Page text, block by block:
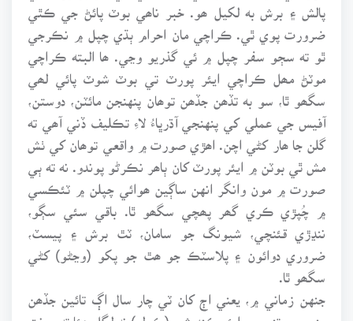
پالش ۽ برش به لکيل ھو. خبر ناھي بوٽ پائڻ جي ڪٿي
ضرورت پوي ٿي. ڪراچي مان احرام ٻڌي چپل ۾ نڪرجي
ٿو ته سڄو سفر چپل ۾ ئي گذريو وڃي. ھا البته ڪراچي
موٽڻ مھل ڪراچي ايئر پورٽ تي بوٽ شوٽ پائي لھي
سگھو ٿا، سو به تڏھن جڏھن توھان پنهنجن مائٽن، دوستن،
آفيس جي عملي کي پنهنجي آڌرڀاءُ لاءِ تڪليف ڏني آھي ته
گلن جا ھار کڻي اچن. اھڙي صورت ۾ واقعي توھان کي ٺش
مش ٿي بوٽن ۾ ايئر پورٽ کان ٻاھر نڪرڻو پوندو. نه ته ٻي
صورت ۾ مون وانگر انهن ساڳين ھوائي چپلن ۾ ٽئڪسي
۾ چُپڙي ڪري گھر پھچي سگھو ٿا. باقي سئي سڳو،
ننڍڙي قئنچي، شيونگ جو سامان، ٽٿ برش ۽ پيسٽ،
ضروري دوائون ۽ پلاسٽڪ جو ھٿ جو پکو (وڃڻو) کڻي
سگھو ٿا.
جنهن زماني ۾، يعني اڄ کان ٽي چار سال اڳ تائين جڏھن
منى جي تنبن ۾ ايئر ڪنڊيشن (ڪولر) نه لڳل ھئا ته سخت